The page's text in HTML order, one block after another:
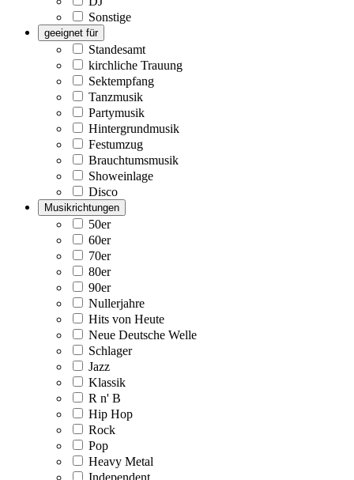
Sonstige
geeignet für
Standesamt
kirchliche Trauung
Sektempfang
Tanzmusik
Partymusik
Hintergrundmusik
Festumzug
Brauchtumsmusik
Showeinlage
Disco
Musikrichtungen
50er
60er
70er
80er
90er
Nullerjahre
Hits von Heute
Neue Deutsche Welle
Schlager
Jazz
Klassik
R n' B
Hip Hop
Rock
Pop
Heavy Metal
Independent